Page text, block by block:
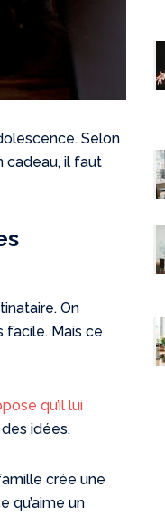
Selon
cadeau, il faut
On
facile. Mais ce
qu’il lui
idées.
crée une
qu’aime un